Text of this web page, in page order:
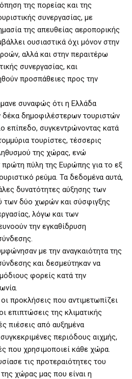
της πορείας και της
συνεργασίας, με
της απευθείας αεροπορικής
ουσιαστικά όχι μόνον στην
αλλά και στην περαιτέρω
συνεργασίας, και
προσπάθειες προς την
συναφώς ότι η Ελλάδα
δέκα δημοφιλέστερων τουριστών
επίπεδο, συγκεντρώνοντας κατά
τουρίστες, τέσσερις
της χώρας, ενώ
πρώτη πύλη της Ευρώπης για το εξ
ρεύμα. Τα δεδομένα αυτά,
δυνατότητες αύξησης των
των δύο χωρών και σύσφιγξης
λόγω και των
την εγκαθίδρυση
με την αναγκαιότητα της
και δεσμεύτηκαν να
φορείς κατά την
προκλήσεις που αντιμετωπίζει
επιπτώσεις της κλιματικής
πιέσεις από αυξημένα
περιόδους αιχμής,
που χρησιμοποιεί κάθε χώρα.
τις προτεραιότητες του
χώρας μας που είναι η